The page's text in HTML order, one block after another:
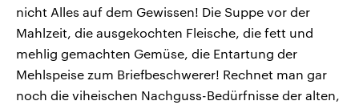
nicht Alles auf dem Gewissen! Die Suppe vor der
Mahlzeit, die ausgekochten Fleische, die fett und
mehlig gemachten Gemüse, die Entartung der
Mehlspeise zum Briefbeschwerer! Rechnet man gar
noch die viheischen Nachguss-Bedürfnisse der alten,